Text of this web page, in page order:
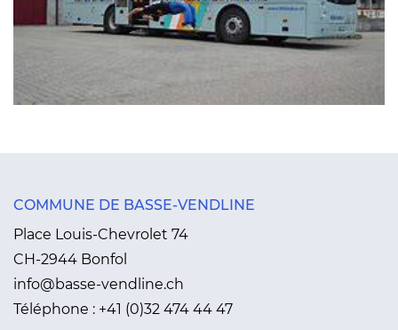
COMMUNE DE BASSE-VENDLINE
Place Louis-Chevrolet 74
CH-2944 Bonfol
info@basse-vendline.ch
Téléphone : +41 (0)32 474 44 47